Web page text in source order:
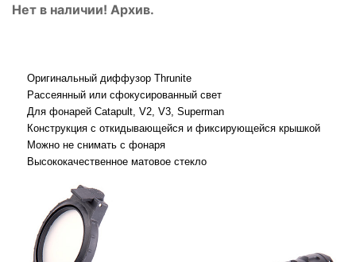
Нет в наличии! Архив.
Оригинальный диффузор Thrunite
Рассеянный или сфокусированный свет
Для фонарей Catapult, V2, V3, Superman
Конструкция с откидывающейся и фиксирующейся крышкой
Можно не снимать с фонаря
Высококачественное матовое стекло